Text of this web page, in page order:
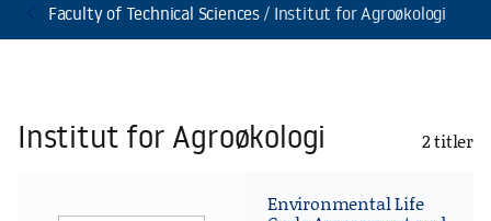
Faculty of Technical Sciences Institut for Agroøkologi
Institut for Agroøkologi 2 titler
Environmental Life